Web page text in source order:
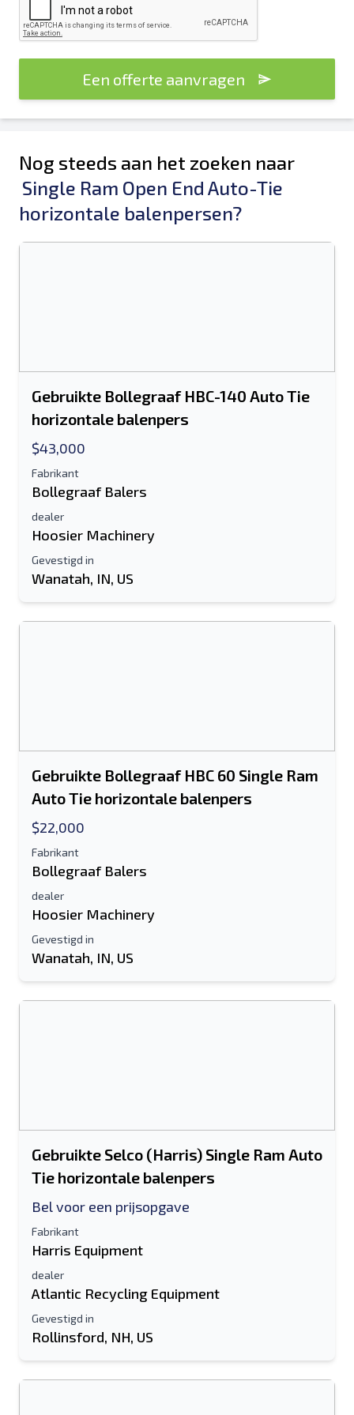
Een offerte aanvragen
Nog steeds aan het zoeken naar
Single Ram Open End Auto-Tie
horizontale balenpersen?
Gebruikte Bollegraaf HBC-140 Auto Tie
horizontale balenpers
$43,000
Fabrikant
Bollegraaf Balers
dealer
Hoosier Machinery
Gevestigd in
Wanatah, IN, US
Gebruikte Bollegraaf HBC 60 Single Ram
Auto Tie horizontale balenpers
$22,000
Fabrikant
Bollegraaf Balers
dealer
Hoosier Machinery
Gevestigd in
Wanatah, IN, US
Gebruikte Selco (Harris) Single Ram Auto
Tie horizontale balenpers
Bel voor een prijsopgave
Fabrikant
Harris Equipment
dealer
Atlantic Recycling Equipment
Gevestigd in
Rollinsford, NH, US